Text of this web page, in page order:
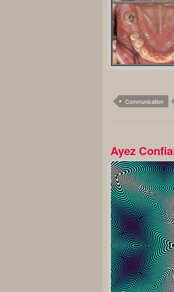
Communication
Ayez